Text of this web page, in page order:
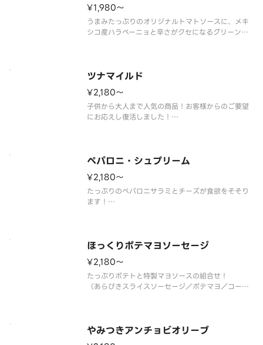
¥1,980〜
うまみたっぷりのオリジナルトマトソースに、メキ
シコ産ハラペーニョと辛さがクセになるグリーンチ
ツナマイルド
¥2,180〜
子供から大人まで人気の商品！お客様からのご要望
にお応えし復活しました！
ペパロニ・シュプリーム
¥2,180〜
たっぷりのペパロニサラミとチーズが食欲をそそり
ます！
ほっくりポテマヨソーセージ
¥2,180〜
たっぷりポテトと特製マヨソースの組合せ！
（あらびきスライスソーセージ／ポテマヨ／コーン
やみつきアンチョビオリーブ